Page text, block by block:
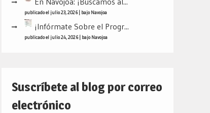
publicado el julio 23, 2026| bajoNavojoa
¡Infórmate Sobre el Progr...
publicado el julio 24, 2026| bajoNavojoa
Suscríbete al blog por correo
electrónico